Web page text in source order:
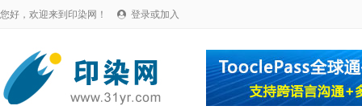
您好，欢迎来到印染网！  登录或加入